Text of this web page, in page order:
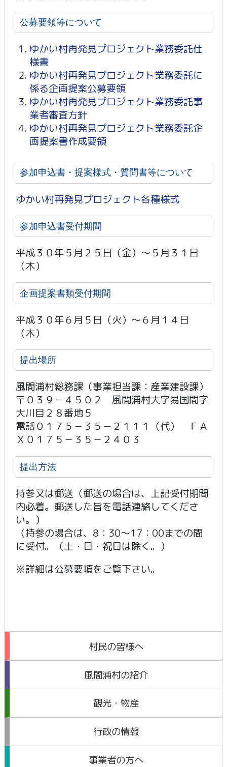
公募要領等について
ゆかい村再発見プロジェクト業務委託仕
様書
ゆかい村再発見プロジェクト業務委託に
係る企画提案公募要領
ゆかい村再発見プロジェクト業務委託事
業者審査方針
ゆかい村再発見プロジェクト業務委託企
画提案書作成要領
参加申込書・提案様式・質問書等について
ゆかい村再発見プロジェクト各種様式
参加申込書受付期間
平成３０年５月２５日（金）～５月３１日
（木）
企画提案書類受付期間
平成３０年６月５日（火）～６月１４日
（木）
提出場所
風間浦村総務課（事業担当課：産業建設課）
〒０３９－４５０２ 風間浦村大字易国間字
大川目２８番地５
電話０１７５－３５－２１１１（代） ＦＡ
Ｘ０１７５－３５－２４０３
提出方法
持参又は郵送（郵送の場合は、上記受付期間
内必着。郵送した旨を電話連絡してくださ
い。）
（持参の場合は、8：30～17：00までの間
に受付。（土・日・祝日は除く。）
※詳細は公募要項をご覧下さい。
村民の皆様へ
風間浦村の紹介
観光・物産
行政の情報
事業者の方へ